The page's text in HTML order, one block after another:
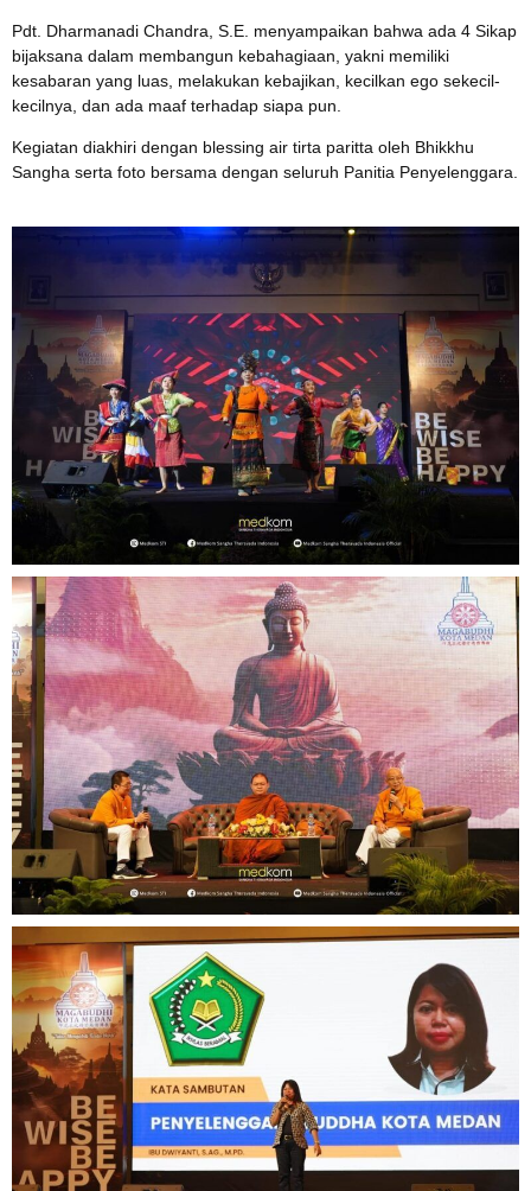
Pdt. Dharmanadi Chandra, S.E. menyampaikan bahwa ada 4 Sikap
bijaksana dalam membangun kebahagiaan, yakni memiliki
kesabaran yang luas, melakukan kebajikan, kecilkan ego sekecil-
kecilnya, dan ada maaf terhadap siapa pun.
Kegiatan diakhiri dengan blessing air tirta paritta oleh Bhikkhu
Sangha serta foto bersama dengan seluruh Panitia Penyelenggara.